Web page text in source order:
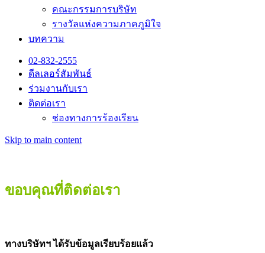
คณะกรรมการบริษัท
รางวัลแห่งความภาคภูมิใจ
บทความ
02-832-2555
ดีลเลอร์สัมพันธ์
ร่วมงานกับเรา
ติดต่อเรา
ช่องทางการร้องเรียน
Skip to main content
ขอบคุณที่ติดต่อเรา
ทางบริษัทฯ ได้รับข้อมูลเรียบร้อยแล้ว